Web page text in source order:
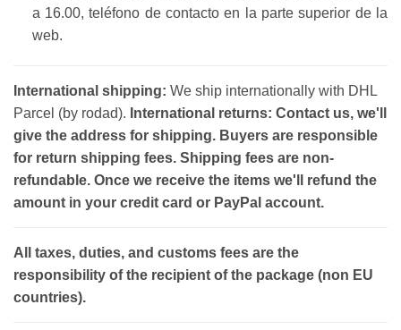
a 16.00, teléfono de contacto en la parte superior de la
web.
International shipping: We ship internationally with DHL
Parcel (by rodad). International returns: Contact us, we'll
give the address for shipping. Buyers are responsible
for return shipping fees. Shipping fees are non-
refundable. Once we receive the items we'll refund the
amount in your credit card or PayPal account.
All taxes, duties, and customs fees are the
responsibility of the recipient of the package (non EU
countries).